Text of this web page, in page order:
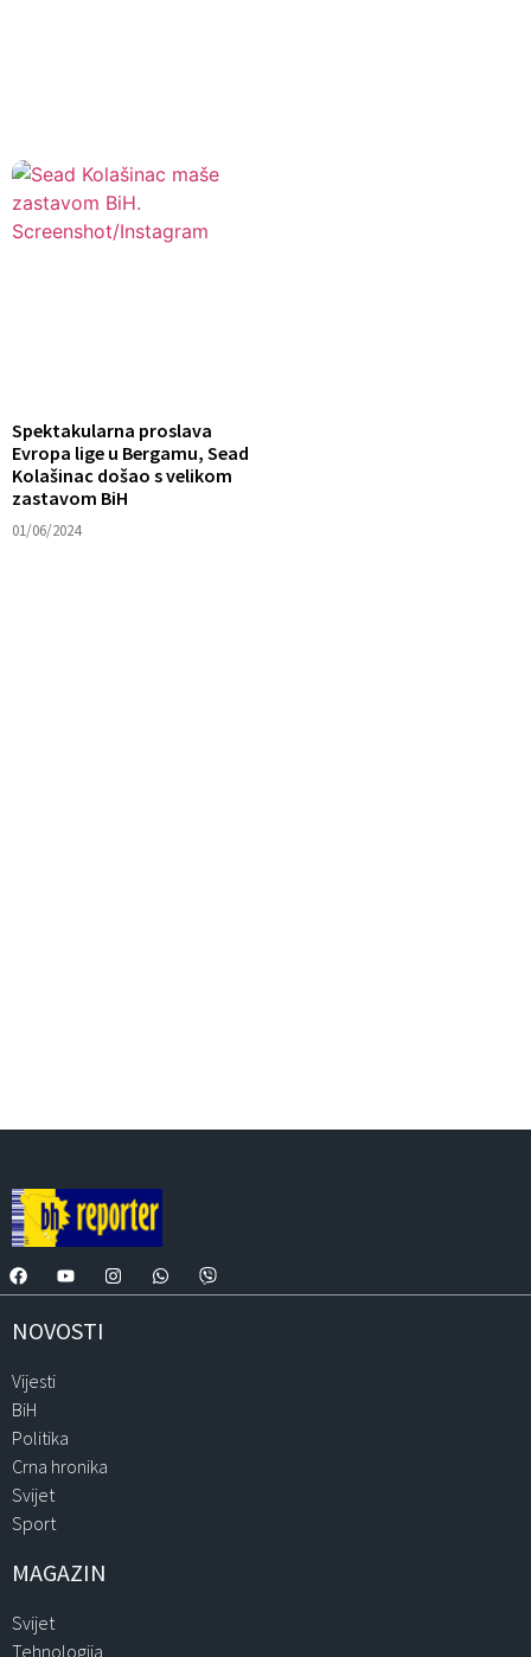
Spektakularna proslava
Evropa lige u Bergamu, Sead
Kolašinac došao s velikom
zastavom BiH
01/06/2024
NOVOSTI
Vijesti
BiH
Politika
Crna hronika
Svijet
Sport
MAGAZIN
Svijet
Tehnologija